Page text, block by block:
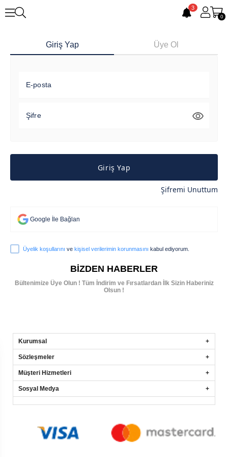
3
0
Giriş Yap Üye Ol
E-posta
Şifre
Giriş Yap
Şifremi Unuttum
Google İle Bağlan
Üyelik koşullarını ve kişisel verilerimin korunmasını kabul ediyorum.
BIZDEN HABERLER
Bültenimize Üye Olun ! Tüm İndirim ve Fırsatlardan İlk Sizin Haberiniz
Olsun !
Kurumsal
Sözleşmeler
Müşteri Hizmetleri
Sosyal Medya